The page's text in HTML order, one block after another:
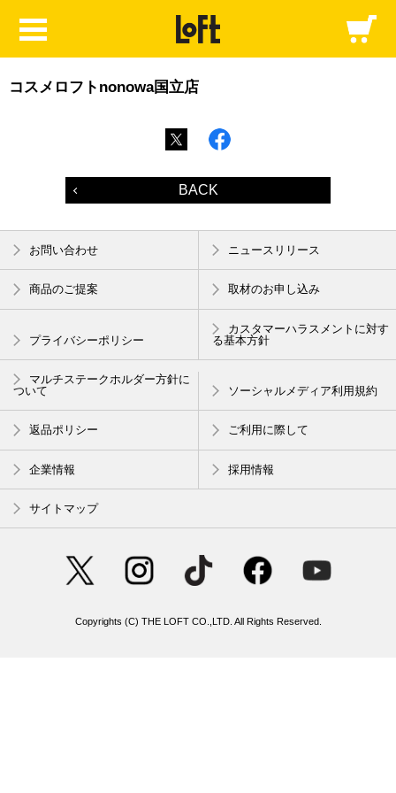
コスメロフトnonowa国立店
BACK
お問い合わせ ニュースリリース
商品のご提案 取材のお申し込み
プライバシーポリシー
カスタマーハラスメントに対す
る基本方針
マルチステークホルダー方針に
ついて
ソーシャルメディア利用規約
返品ポリシー ご利用に際して
企業情報 採用情報
サイトマップ
Copyrights (C) THE LOFT CO.,LTD. All Rights Reserved.